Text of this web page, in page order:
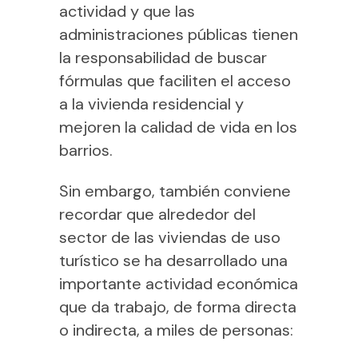
actividad y que las
administraciones públicas tienen
la responsabilidad de buscar
fórmulas que faciliten el acceso
a la vivienda residencial y
mejoren la calidad de vida en los
barrios.
Sin embargo, también conviene
recordar que alrededor del
sector de las viviendas de uso
turístico se ha desarrollado una
importante actividad económica
que da trabajo, de forma directa
o indirecta, a miles de personas: